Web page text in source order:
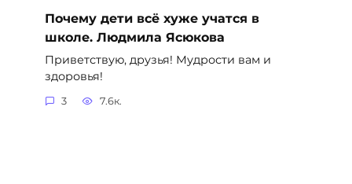
Почему дети всё хуже учатся в
школе. Людмила Ясюкова
Приветствую, друзья! Мудрости вам и
здоровья!
3 7.6к.